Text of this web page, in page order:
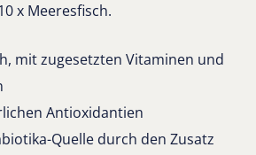
x Meeresfisch.
mit zugesetzten Vitaminen und
Antioxidantien
Quelle durch den Zusatz